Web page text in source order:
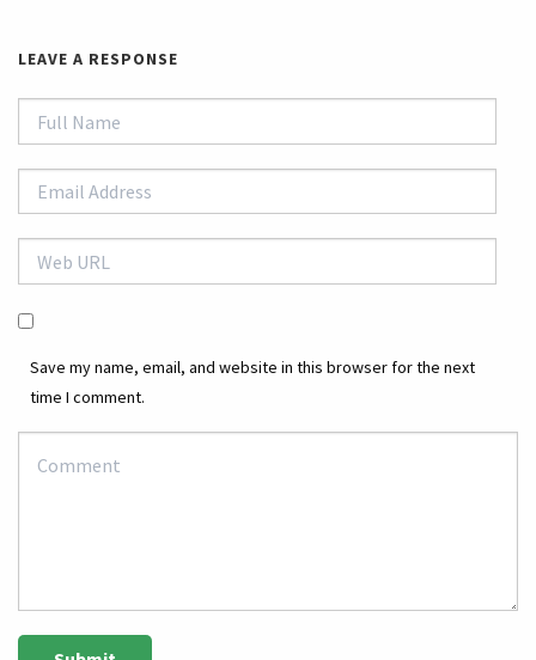
LEAVE A RESPONSE
Save my name, email, and website in this browser for the next
time I comment.